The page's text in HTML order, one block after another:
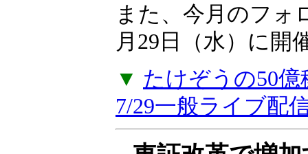
の特集記事も配信
また、今月のフォ
月29日（水）に開
▼ たけぞうの50
7/29一般ライブ配